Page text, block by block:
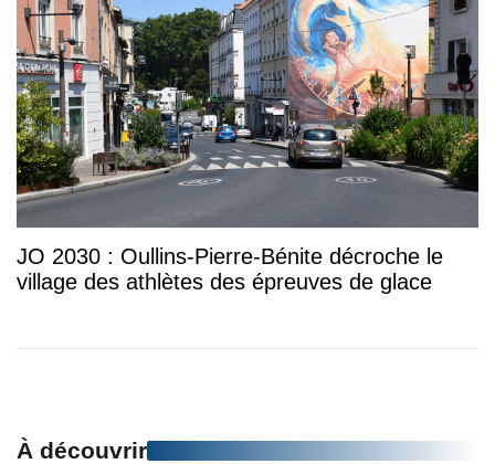
JO 2030 : Oullins-Pierre-Bénite décroche le
village des athlètes des épreuves de glace
À découvrir